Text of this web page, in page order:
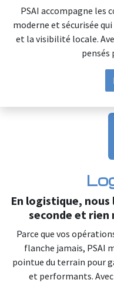
PSAI accompagne les
moderne et sécurisée
et la visibilité locale.
pensés
En logistique,
seconde et
Parce que vos
flanche jamais, PSAI
pointue du terrain pour
et performants.